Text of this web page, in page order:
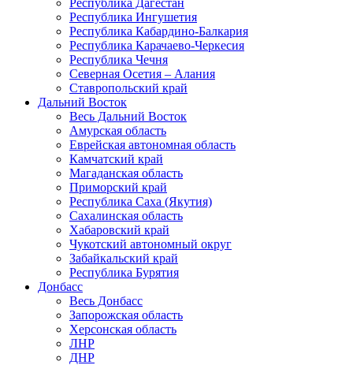
Республика Дагестан
Республика Ингушетия
Республика Кабардино-Балкария
Республика Карачаево-Черкесия
Республика Чечня
Северная Осетия – Алания
Ставропольский край
Дальний Восток
Весь Дальний Восток
Амурская область
Еврейская автономная область
Камчатский край
Магаданская область
Приморский край
Республика Саха (Якутия)
Сахалинская область
Хабаровский край
Чукотский автономный округ
Забайкальский край
Республика Бурятия
Донбасс
Весь Донбасс
Запорожская область
Херсонская область
ЛНР
ДНР